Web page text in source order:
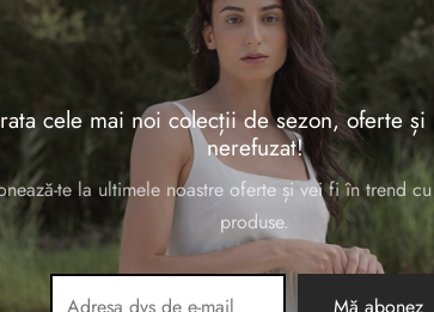
cele mai noi colecții de sezon, oferte
nerefuzat!
te la ultimele noastre oferte și vei fi în trend
produse.
cu un compartiment inchis cu fermoar, buzunare
cu fermoar, curele de umar din piele, reglabile,
30 × 17 × 41 cm